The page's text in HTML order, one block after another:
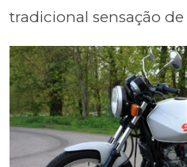
tradicional sensação